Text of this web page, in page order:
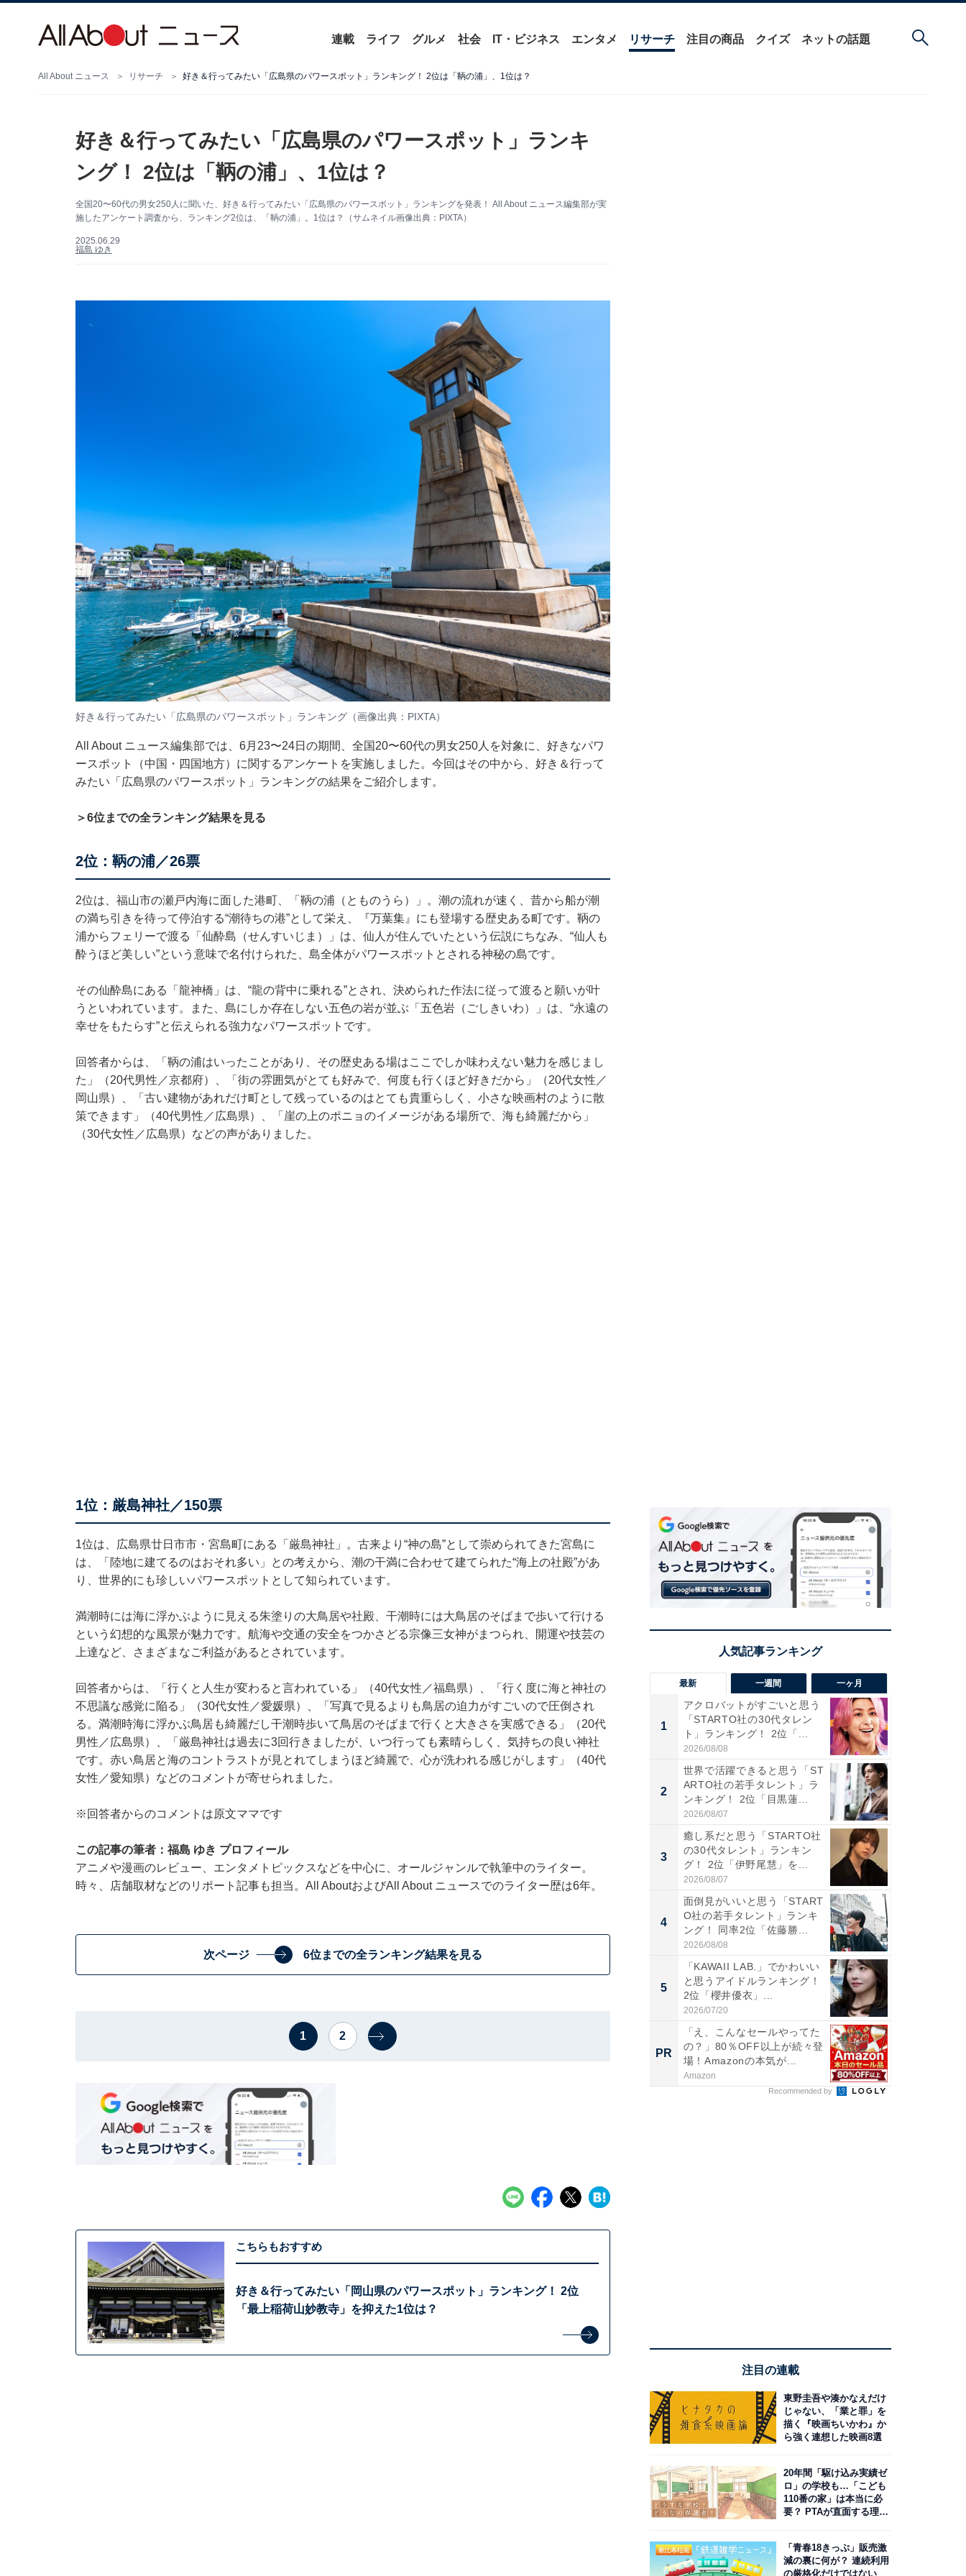
連載 ライフ グルメ 社会 IT・ビジネス エンタメ リサーチ 注目の商品 クイズ ネットの話題
All About ニュース リサーチ 好き＆行ってみたい「広島県のパワースポット」ランキング！ 2位は「鞆の浦」、1位は？
好き＆行ってみたい「広島県のパワースポット」ランキ
ング！ 2位は「鞆の浦」、1位は？
全国20〜60代の男女250人に聞いた、好き＆行ってみたい「広島県のパワースポット」ランキングを発表！ All About ニュース編集部が実
施したアンケート調査から、ランキング2位は、「鞆の浦」。1位は？（サムネイル画像出典：PIXTA）
2025.06.29
福島 ゆき
好き＆行ってみたい「広島県のパワースポット」ランキング（画像出典：PIXTA）
All About ニュース編集部では、6月23〜24日の期間、全国20〜60代の男女250人を対象に、好きなパワ
ースポット（中国・四国地方）に関するアンケートを実施しました。今回はその中から、好き＆行って
みたい「広島県のパワースポット」ランキングの結果をご紹介します。
＞6位までの全ランキング結果を見る
2位：鞆の浦／26票
2位は、福山市の瀬戸内海に面した港町、「鞆の浦（とものうら）」。潮の流れが速く、昔から船が潮
の満ち引きを待って停泊する“潮待ちの港”として栄え、『万葉集』にも登場する歴史ある町です。鞆の
浦からフェリーで渡る「仙酔島（せんすいじま）」は、仙人が住んでいたという伝説にちなみ、“仙人も
酔うほど美しい”という意味で名付けられた、島全体がパワースポットとされる神秘の島です。
その仙酔島にある「龍神橋」は、“龍の背中に乗れる”とされ、決められた作法に従って渡ると願いが叶
うといわれています。また、島にしか存在しない五色の岩が並ぶ「五色岩（ごしきいわ）」は、“永遠の
幸せをもたらす”と伝えられる強力なパワースポットです。
回答者からは、「鞆の浦はいったことがあり、その歴史ある場はここでしか味わえない魅力を感じまし
た」（20代男性／京都府）、「街の雰囲気がとても好みで、何度も行くほど好きだから」（20代女性／
岡山県）、「古い建物があれだけ町として残っているのはとても貴重らしく、小さな映画村のように散
策できます」（40代男性／広島県）、「崖の上のポニョのイメージがある場所で、海も綺麗だから」
（30代女性／広島県）などの声がありました。
1位：厳島神社／150票
1位は、広島県廿日市市・宮島町にある「厳島神社」。古来より“神の島”として崇められてきた宮島に
は、「陸地に建てるのはおそれ多い」との考えから、潮の干満に合わせて建てられた“海上の社殿”があ
り、世界的にも珍しいパワースポットとして知られています。
満潮時には海に浮かぶように見える朱塗りの大鳥居や社殿、干潮時には大鳥居のそばまで歩いて行ける
という幻想的な風景が魅力です。航海や交通の安全をつかさどる宗像三女神がまつられ、開運や技芸の
上達など、さまざまなご利益があるとされています。
回答者からは、「行くと人生が変わると言われている」（40代女性／福島県）、「行く度に海と神社の
不思議な感覚に陥る」（30代女性／愛媛県）、「写真で見るよりも鳥居の迫力がすごいので圧倒され
る。満潮時海に浮かぶ鳥居も綺麗だし干潮時歩いて鳥居のそばまで行くと大きさを実感できる」（20代
男性／広島県）、「厳島神社は過去に3回行きましたが、いつ行っても素晴らしく、気持ちの良い神社
です。赤い鳥居と海のコントラストが見とれてしまうほど綺麗で、心が洗われる感じがします」（40代
女性／愛知県）などのコメントが寄せられました。
※回答者からのコメントは原文ママです
この記事の筆者：福島 ゆき プロフィール
アニメや漫画のレビュー、エンタメトピックスなどを中心に、オールジャンルで執筆中のライター。
時々、店舗取材などのリポート記事も担当。All AboutおよびAll About ニュースでのライター歴は6年。
次ページ 6位までの全ランキング結果を見る
1 2
こちらもおすすめ
好き＆行ってみたい「岡山県のパワースポット」ランキング！ 2位
「最上稲荷山妙教寺」を抑えた1位は？
最新 一週間 一ヶ月
1
アクロバットがすごいと思う
「STARTO社の30代タレン
ト」ランキング！ 2位「...
2026/08/08
2
世界で活躍できると思う「ST
ARTO社の若手タレント」ラ
ンキング！ 2位「目黒蓮...
2026/08/07
3
癒し系だと思う「STARTO社
の30代タレント」ランキン
グ！ 2位「伊野尾慧」を...
2026/08/07
4
面倒見がいいと思う「START
O社の若手タレント」ランキ
ング！ 同率2位「佐藤勝...
2026/08/08
5
「KAWAII LAB.」でかわいい
と思うアイドルランキング！
2位「櫻井優衣」...
2026/07/20
PR
「え、こんなセールやってた
の？」80％OFF以上が続々登
場！Amazonの本気が...
Amazon
Recommended by
注目の連載
東野圭吾や湊かなえだけ
じゃない、「業と罪」を
描く『映画ちいかわ』か
ら強く連想した映画8選
20年間「駆け込み実績ゼ
ロ」の学校も…「こども
110番の家」は本当に必
要？ PTAが直面する理想
「青春18きっぷ」販売激
減の裏に何が？ 連続利用
の厳格化だけではない